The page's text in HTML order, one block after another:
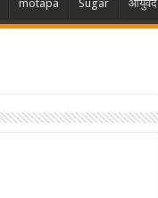
motapa Sugar आयुर्वेद